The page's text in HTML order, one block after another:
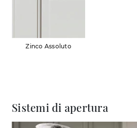
Zinco Assoluto
Sistemi di apertura